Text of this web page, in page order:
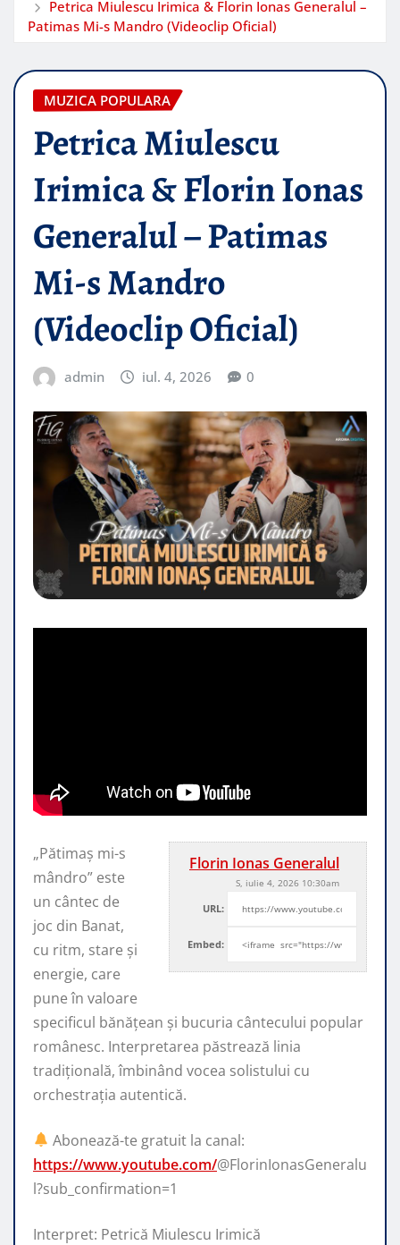
Petrica Miulescu Irimica & Florin Ionas Generalul –
Patimas Mi-s Mandro (Videoclip Oficial)
MUZICA POPULARA
Petrica Miulescu
Irimica & Florin Ionas
Generalul – Patimas
Mi-s Mandro
(Videoclip Oficial)
admin iul. 4, 2026 0
Florin Ionas Generalul
S, iulie 4, 2026 10:30am
URL:
Embed:
„Pătimaș mi-s
mândro” este
un cântec de
joc din Banat,
cu ritm, stare și
energie, care
pune în valoare
specificul bănățean și bucuria cântecului popular
românesc. Interpretarea păstrează linia
tradițională, îmbinând vocea solistului cu
orchestrația autentică.
Abonează-te gratuit la canal:
https://www.youtube.com/@FlorinIonasGeneralu
l?sub_confirmation=1
Interpret: Petrică Miulescu Irimică